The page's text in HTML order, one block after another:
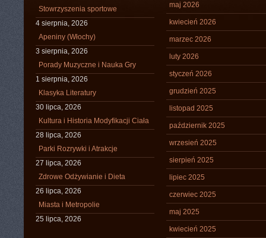
Stowrzyszenia sportowe
4 sierpnia, 2026
Apeniny (Włochy)
3 sierpnia, 2026
Porady Muzyczne i Nauka Gry
1 sierpnia, 2026
Klasyka Literatury
30 lipca, 2026
Kultura i Historia Modyfikacji Ciała
28 lipca, 2026
Parki Rozrywki i Atrakcje
27 lipca, 2026
Zdrowe Odżywianie i Dieta
26 lipca, 2026
Miasta i Metropolie
25 lipca, 2026
maj 2026
kwiecień 2026
marzec 2026
luty 2026
styczeń 2026
grudzień 2025
listopad 2025
październik 2025
wrzesień 2025
sierpień 2025
lipiec 2025
czerwiec 2025
maj 2025
kwiecień 2025